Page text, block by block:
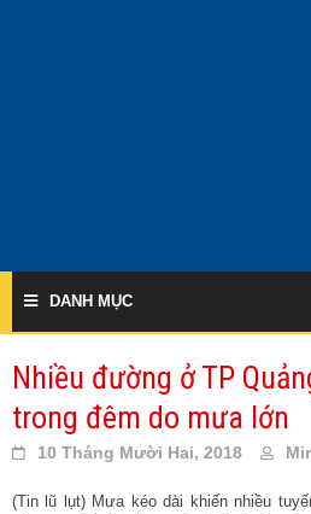
DANH MỤC
Nhiều đường ở TP
trong đêm do mưa lớn
10 Tháng Mười Hai, 2018
(Tin lũ lụt) Mưa kéo dài khiến nhiều